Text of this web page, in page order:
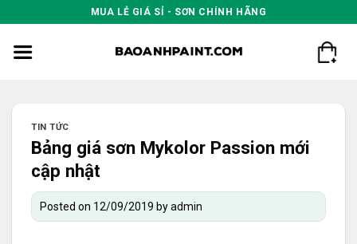
to
content
MUA LẺ GIÁ SỈ - SƠN CHÍNH HÃNG
TIN TỨC
Bảng giá sơn Mykolor Passion mới
cập nhật
Posted on 12/09/2019 byadmin